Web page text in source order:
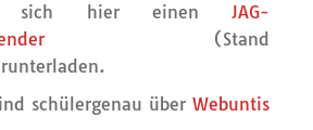
sich hier einen JAG-
(Stand
schülergenau über Webuntis